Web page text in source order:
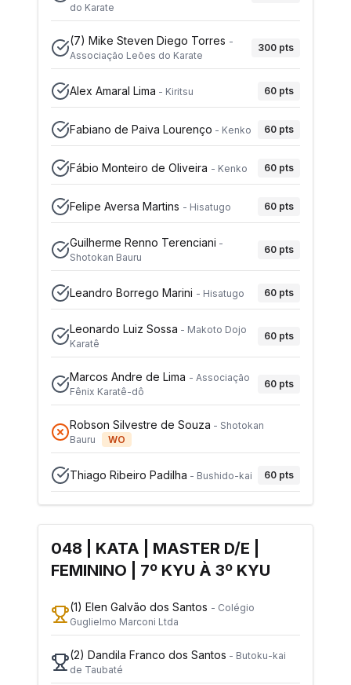
do Karate
(7) Mike Steven Diego Torres -
Associação Leões do Karate
300 pts
Alex Amaral Lima - Kiritsu 60 pts
Fabiano de Paiva Lourenço - Kenko 60 pts
Fábio Monteiro de Oliveira - Kenko 60 pts
Felipe Aversa Martins - Hisatugo 60 pts
Guilherme Renno Terenciani -
Shotokan Bauru
60 pts
Leandro Borrego Marini - Hisatugo 60 pts
Leonardo Luiz Sossa - Makoto Dojo
Karatê
60 pts
Marcos Andre de Lima - Associação
Fênix Karatê-dô
60 pts
Robson Silvestre de Souza - Shotokan
Bauru
WO
Thiago Ribeiro Padilha - Bushido-kai 60 pts
048 | KATA | MASTER D/E |
FEMININO | 7º KYU À 3º KYU
(1) Elen Galvão dos Santos - Colégio
Guglielmo Marconi Ltda
(2) Dandila Franco dos Santos - Butoku-kai
de Taubaté